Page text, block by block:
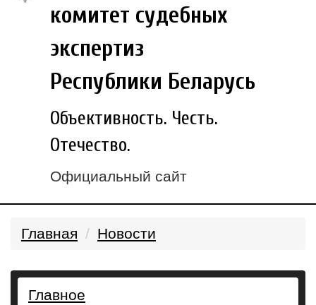
комитет судебных
экспертиз
Республики Беларусь
Объективность. Честь.
Отечество.
Официальный сайт
Главная Новости
Главное